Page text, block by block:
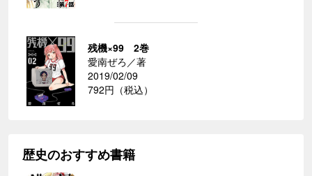
残機×99 2巻
愛南ぜろ／著
2019/02/09
792円（税込）
歴史のおすすめ書籍